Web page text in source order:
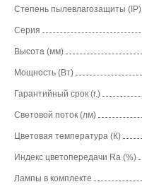
Степень пылевлагозащиты (IP)
Серия
Высота (мм)
Мощность (Вт)
Гарантийный срок (г.)
Световой поток (лм)
Цветовая температура (К)
Индекс цветопередачи Ra (%)
Лампы в комплекте